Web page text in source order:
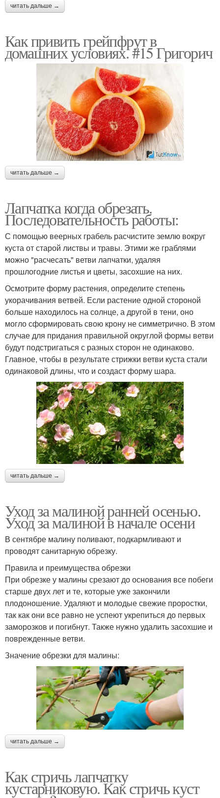
читать дальше →
Как привить грейпфрут в
домашних условиях. #15 Григорич
читать дальше →
Лапчатка когда обрезать.
Последовательность работы:
С помощью веерных грабель расчистите землю вокруг
куста от старой листвы и травы. Этими же граблями
можно "расчесать" ветви лапчатки, удаляя
прошлогодние листья и цветы, засохшие на них.
Осмотрите форму растения, определите степень
укорачивания ветвей. Если растение одной стороной
больше находилось на солнце, а другой в тени, оно
могло сформировать свою крону не симметрично. В этом
случае для придания правильной округлой формы ветви
будут подстригаться с разных сторон не одинаково.
Главное, чтобы в результате стрижки ветви куста стали
одинаковой длины, что и создаст форму шара.
читать дальше →
Уход за малиной ранней осенью.
Уход за малиной в начале осени
В сентябре малину поливают, подкармливают и
проводят санитарную обрезку.
Правила и преимущества обрезки
При обрезке у малины срезают до основания все побеги
старше двух лет и те, которые уже закончили
плодоношение. Удаляют и молодые свежие проростки,
так как они все равно не успеют укрепиться до первых
заморозков и погибнут. Также нужно удалить засохшие и
поврежденные ветви.
Значение обрезки для малины:
читать дальше →
Как стричь лапчатку
кустарниковую. Как стричь куст